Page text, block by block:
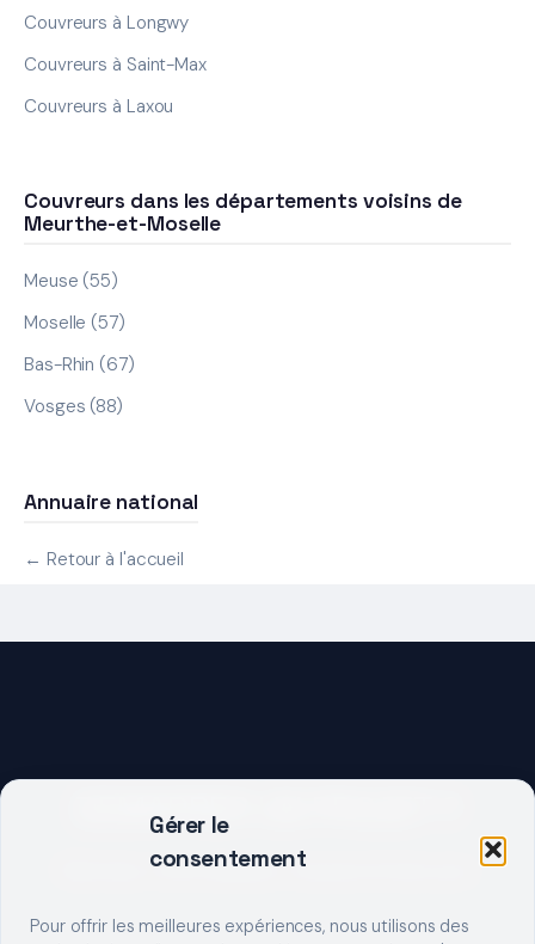
Gérer le
consentement
Pour offrir les meilleures expériences, nous utilisons des
Couvreurs à Longwy
Couvreurs à Saint-Max
Couvreurs à Laxou
Couvreurs dans les départements voisins de
Meurthe-et-Moselle
Meuse (55)
Moselle (57)
Bas-Rhin (67)
Vosges (88)
Annuaire national
← Retour à l'accueil
DEMARRER UN PROJET ?
Décrivez votre besoin, trouvez le bon pro.